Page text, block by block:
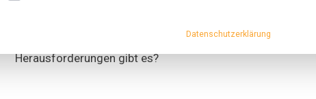
auf
Rückverfolgung. Welche Chancen und
Herausforderungen gibt es?
Datenschutzerklärung